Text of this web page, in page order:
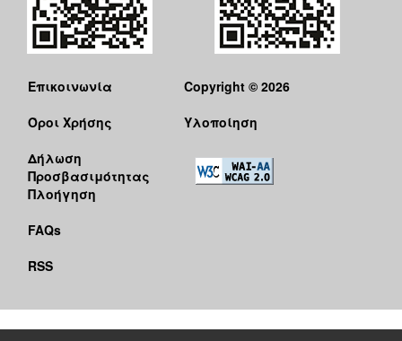
Επικοινωνία
Όροι Χρήσης
Δήλωση
Προσβασιμότητας
Πλοήγηση
FAQs
RSS
Copyright © 2026
Υλοποίηση